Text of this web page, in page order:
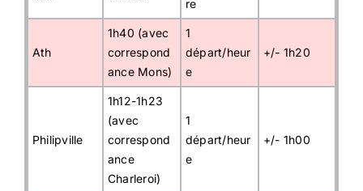
re
Ath
1h40 (avec
correspond
ance Mons)
1
départ/heur
e
+/- 1h20
Philipville
1h12-1h23
(avec
correspond
ance
Charleroi)
1
départ/heur
e
+/- 1h00